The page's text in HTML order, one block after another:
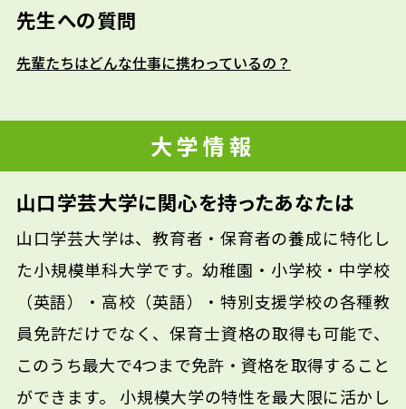
先生への質問
先輩たちはどんな仕事に携わっているの？
大学情報
山口学芸大学に関心を持ったあなたは
山口学芸大学は、教育者・保育者の養成に特化し
た小規模単科大学です。幼稚園・小学校・中学校
（英語）・高校（英語）・特別支援学校の各種教
員免許だけでなく、保育士資格の取得も可能で、
このうち最大で4つまで免許・資格を取得すること
ができます。 小規模大学の特性を最大限に活かし